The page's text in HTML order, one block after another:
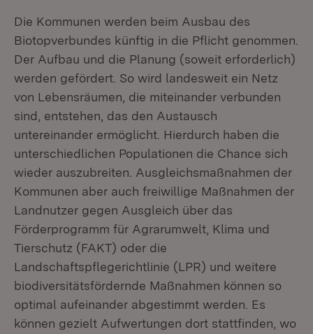
Die Kommunen werden beim Ausbau des
Biotopverbundes künftig in die Pflicht genommen.
Der Aufbau und die Planung (soweit erforderlich)
werden gefördert. So wird landesweit ein Netz
von Lebensräumen, die miteinander verbunden
sind, entstehen, das den Austausch
untereinander ermöglicht. Hierdurch haben die
unterschiedlichen Populationen die Chance sich
wieder auszubreiten. Ausgleichsmaßnahmen der
Kommunen aber auch freiwillige Maßnahmen der
Landnutzer gegen Ausgleich über das
Förderprogramm für Agrarumwelt, Klima und
Tierschutz (FAKT) oder die
Landschaftspflegerichtlinie (LPR) und weitere
biodiversitätsfördernde Maßnahmen können so
optimal aufeinander abgestimmt werden. Es
können gezielt Aufwertungen dort stattfinden, wo